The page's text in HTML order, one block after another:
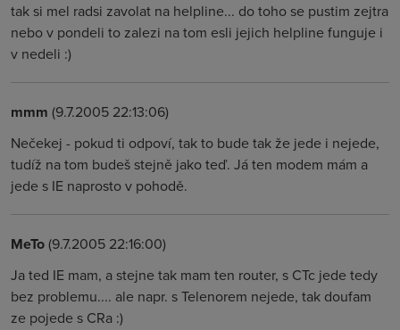
tak si mel radsi zavolat na helpline... do toho se pustim zejtra
nebo v pondeli to zalezi na tom esli jejich helpline funguje i
v nedeli :)
mmm (9.7.2005 22:13:06)
Nečekej - pokud ti odpoví, tak to bude tak že jede i nejede,
tudíž na tom budeš stejně jako teď. Já ten modem mám a
jede s IE naprosto v pohodě.
MeTo(9.7.2005 22:16:00)
Ja ted IE mam, a stejne tak mam ten router, s CTc jede tedy
bez problemu.... ale napr. s Telenorem nejede, tak doufam
ze pojede s CRa :)